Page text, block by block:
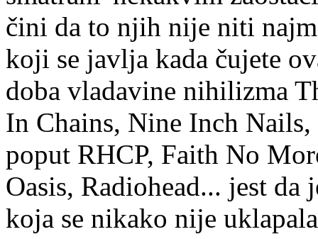
čini da to njih nije niti
koji se javlja kada čujete
doba vladavine nihilizma
In Chains, Nine Inch
poput RHCP, Faith No
Oasis, Radiohead... jest
koja se nikako nije